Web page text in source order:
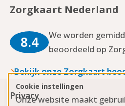
Cookie instellingen
Onze website maakt
Zorgkaart Nederland
8.4
We worden
beoordeeld op
Bekijk onze Zorgkaart
Privacy